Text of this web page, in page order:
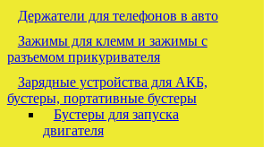
Держатели для телефонов в авто
Зажимы для клемм и зажимы с
разъемом прикуривателя
Зарядные устройства для АКБ,
бустеры, портативные бустеры
Бустеры для запуска
двигателя